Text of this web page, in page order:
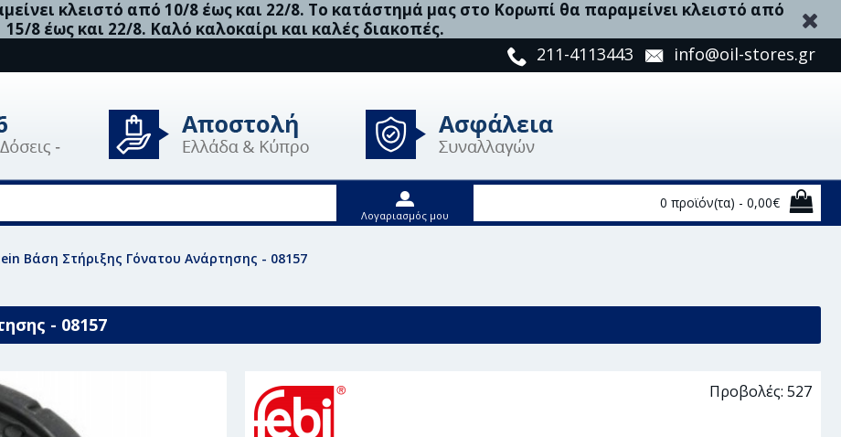
κλειστό από 10/8 έως και 22/8. Το κατάστημά μας στο Κορωπί θα παραμείνει κλειστό από
15/8 έως και 22/8. Καλό καλοκαίρι και καλές διακοπές.
211-4113443 info@oil-stores.gr
Λογαριασμός μου
0 προϊόν(τα) - 0,00€
Βάση Στήριξης Γόνατου Ανάρτησης - 08157
- 08157
Προβολές: 527